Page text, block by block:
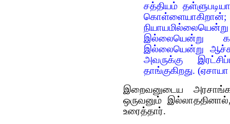
சத்தியம்
இல்லையென்று
இல்லையென்று
அவருக்கு
தாங்குகிறது.
இறைவனுடைய
ஒருவனும்
உரைத்தார்.